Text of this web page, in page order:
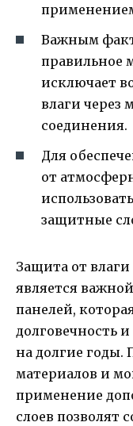
Важным
правильное
исключает
влаги через
соединения.
Для
от
защитные
Защита от
является
панелей,
долговечность
на долгие годы.
материалов и
применение
слоев позволят